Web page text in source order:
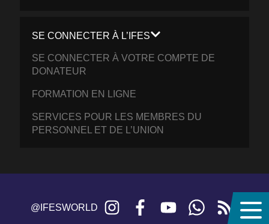
SE CONNECTER À L’IFES
SE CONNECTER À VOTRE COMPTE DE
DONATEUR
FORMATION EN LIGNE
SERVICES POUR LES MEMBRES DU
PERSONNEL ET DE L’UNION
@IFESWORLD Instagram FacebookYouTubeWhatsAppRSS
feed